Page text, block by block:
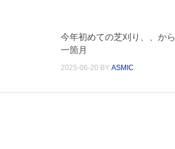
今年初めての芝刈り、、から
一箇月
2025-06-20 BYASMIC